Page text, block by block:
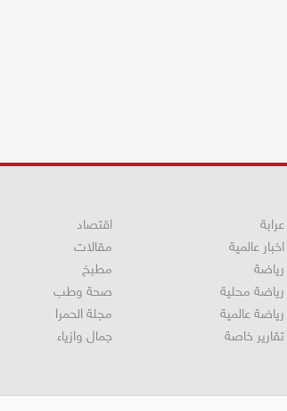
عرابة
اخبار عالمية
رياضة
رياضة محلية
رياضة عالمية
تقارير خاصة
اقتصاد
مقالات
مطبخ
صحة وطب
مجلة الحمرا
جمال وازياء